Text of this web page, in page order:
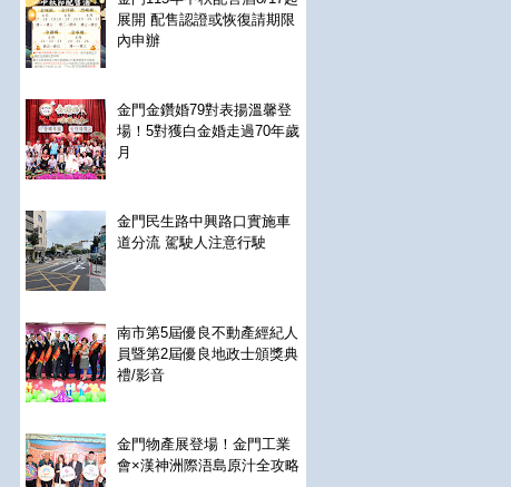
展開 配售認證或恢復請期限
內申辦
金門金鑽婚79對表揚溫馨登
場！5對獲白金婚走過70年歲
月
金門民生路中興路口實施車
道分流 駕駛人注意行駛
南市第5屆優良不動產經紀人
員暨第2屆優良地政士頒獎典
禮/影音
金門物產展登場！金門工業
會×漢神洲際浯島原汁全攻略